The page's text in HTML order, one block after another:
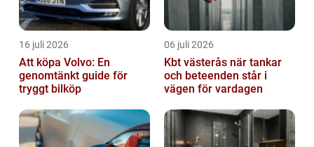
16 juli 2026
Att köpa Volvo: En
genomtänkt guide för
tryggt bilköp
06 juli 2026
Kbt västerås när tankar
och beteenden står i
vägen för vardagen